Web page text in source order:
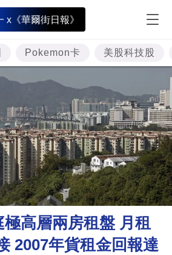
x《華爾街日報》
Pokemon卡 美股科技股
高層兩房租盤 月租
2007年貨租金回報達